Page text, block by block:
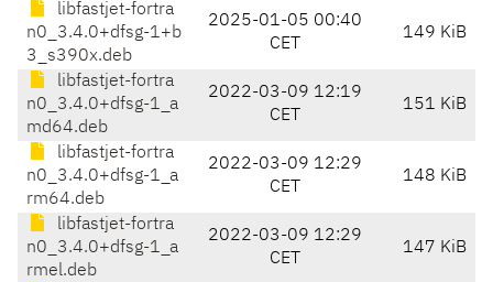
libfastjet-fortra
n0_3.4.0+dfsg-1+b
3_s390x.deb
2025-01-05 00:40
CET
149 KiB
libfastjet-fortra
n0_3.4.0+dfsg-1_a
md64.deb
2022-03-09 12:19
CET
151 KiB
libfastjet-fortra
n0_3.4.0+dfsg-1_a
rm64.deb
2022-03-09 12:29
CET
148 KiB
libfastjet-fortra
n0_3.4.0+dfsg-1_a
rmel.deb
2022-03-09 12:29
CET
147 KiB